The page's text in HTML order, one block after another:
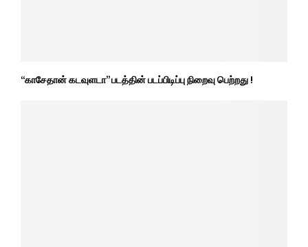
“காசேதான் கடவுளடா” படத்தின் படப்பிடிப்பு நிறைவு பெற்றது !